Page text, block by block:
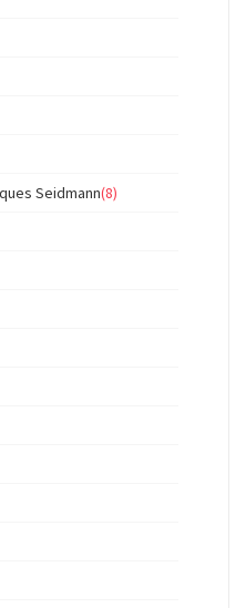
Seidmann(8)